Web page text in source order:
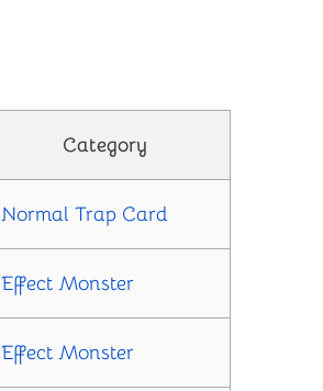
Category
Normal Trap Card
Effect Monster
Effect Monster